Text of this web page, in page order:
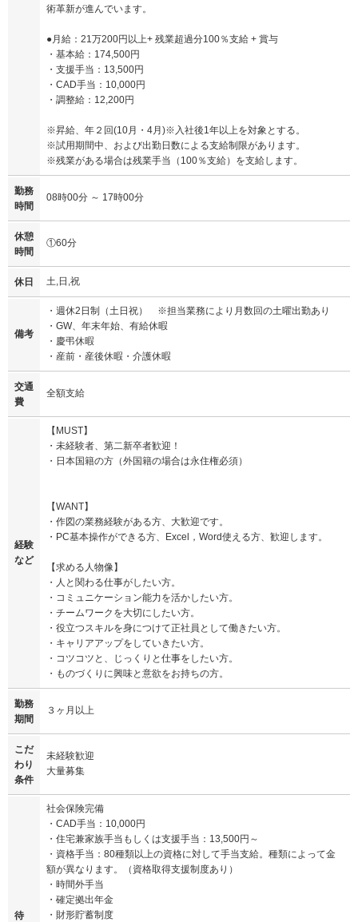
術革新が進んでいます。
●月給：21万200円以上+ 残業超過分100％支給 + 賞与
・基本給：174,500円
・支援手当：13,500円
・CAD手当：10,000円
・調整給：12,200円
※昇給、年２回(10月・4月)※入社後1年以上を対象とする。
※試用期間中、および出勤日数による支給制限があります。
※残業がある場合は残業手当（100％支給）を支給します。
勤務
時間
08時00分 ～ 17時00分
休憩
時間
①60分
休日 土,日,祝
備考
・週休2日制（土日祝） ※担当業務により月数回の土曜出勤あり
・GW、年末年始、有給休暇
・慶弔休暇
・産前・産後休暇・介護休暇
交通
費
全額支給
経験
など
【MUST】
・未経験者、第二新卒者歓迎！
・日本国籍の方（外国籍の場合は永住権必須）
【WANT】
・作図の業務経験がある方、大歓迎です。
・PC基本操作ができる方、Excel，Word使える方、歓迎します。
【求める人物像】
・人と関わる仕事がしたい方。
・コミュニケーション能力を活かしたい方。
・チームワークを大切にしたい方。
・役立つスキルを身につけて正社員として働きたい方。
・キャリアアップをしていきたい方。
・コツコツと、じっくりと仕事をしたい方。
・ものづくりに興味と意欲をお持ちの方。
勤務
期間
３ヶ月以上
こだ
わり
条件
未経験歓迎
大量募集
待
社会保険完備
・CAD手当：10,000円
・住宅兼家族手当もしくは支援手当：13,500円～
・資格手当：80種類以上の資格に対して手当支給。種類によって金
額が異なります。（資格取得支援制度あり）
・時間外手当
・確定拠出年金
・財形貯蓄制度